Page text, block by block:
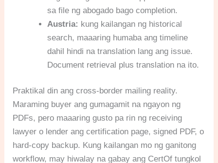
sa file ng abogado bago completion.
Austria: kung kailangan ng historical
search, maaaring humaba ang timeline
dahil hindi na translation lang ang issue.
Document retrieval plus translation na ito.
Praktikal din ang cross-border mailing reality.
Maraming buyer ang gumagamit na ngayon ng
PDFs, pero maaaring gusto pa rin ng receiving
lawyer o lender ang certification page, signed PDF, o
hard-copy backup. Kung kailangan mo ng ganitong
workflow, may hiwalay na gabay ang CertOf tungkol